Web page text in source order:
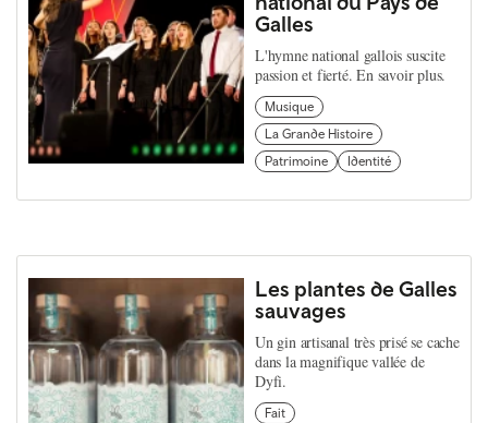
Galles
L'hymne national gallois suscite
passion et fierté. En savoir plus.
Musique
La Grande Histoire
Patrimoine
Identité
Les plantes de Galles
sauvages
Un gin artisanal très prisé se cache
dans la magnifique vallée de
Dyfi.
Fait